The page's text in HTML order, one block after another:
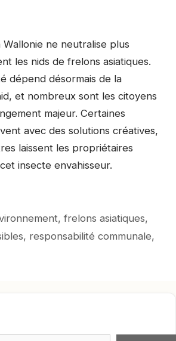
ne neutralise plus
les nids de frelons asiatiques.
dépend désormais de la
et nombreux sont les citoyens
majeur. Certaines
avec des solutions créatives,
laissent les propriétaires
insecte envahisseur.
,frelons asiatiques,
, responsabilité communale,